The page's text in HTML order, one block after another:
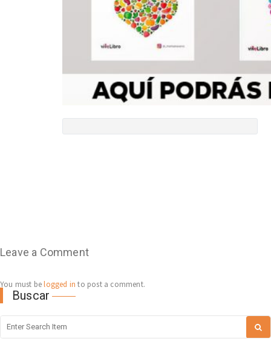
Leave a Comment
You must belogged in to post a comment.
Buscar